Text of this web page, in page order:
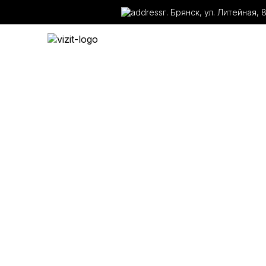
г. Брянск, ул. Литейная,